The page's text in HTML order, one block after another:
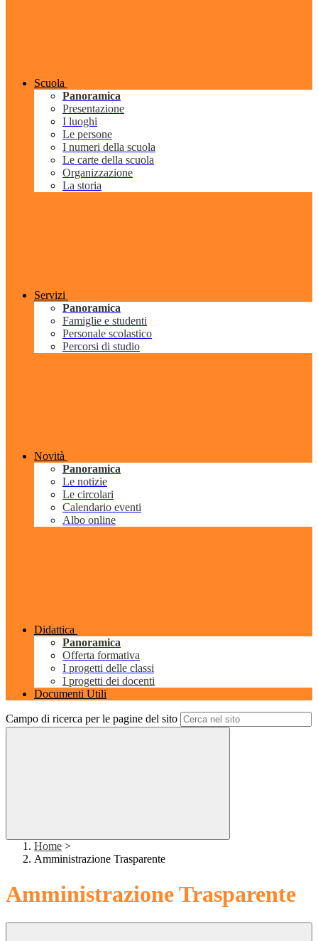
Scuola
Panoramica
Presentazione
I luoghi
Le persone
I numeri della scuola
Le carte della scuola
Organizzazione
La storia
Servizi
Panoramica
Famiglie e studenti
Personale scolastico
Percorsi di studio
Novità
Panoramica
Le notizie
Le circolari
Calendario eventi
Albo online
Didattica
Panoramica
Offerta formativa
I progetti delle classi
I progetti dei docenti
Documenti Utili
Campo di ricerca per le pagine del sito
Home >
Amministrazione Trasparente
Amministrazione Trasparente